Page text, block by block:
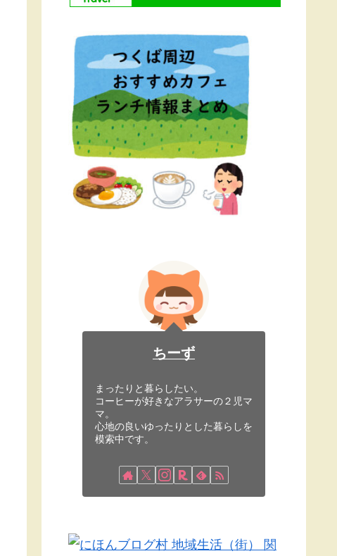
ちーず
まったりと暮らしたい。
コーヒーが好きなアラサーの２児マ
マ。
心地の良いゆったりとした暮らしを
模索中です。